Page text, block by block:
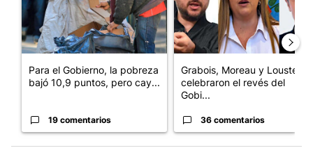
Para el Gobierno, la pobreza
bajó 10,9 puntos, pero cay...
19 comentarios
Grabois, Moreau y Lousteau
celebraron el revés del
Gobi...
36 comentarios